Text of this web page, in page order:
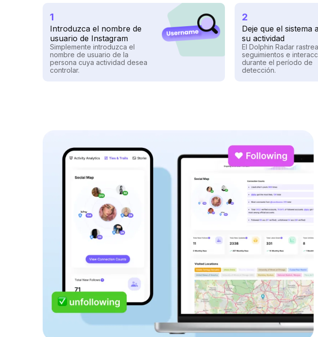
1
Introduzca el nombre de
usuario de Instagram
Simplemente introduzca el
nombre de usuario de la
persona cuya actividad desea
controlar.
2
Deje que el sistema
su actividad
El Dolphin Radar
seguimientos e
durante el período de
detección.